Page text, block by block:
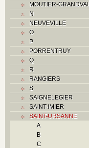
MOUTIER-GRANDVAL
N
NEUVEVILLE
O
P
PORRENTRUY
Q
R
RANGIERS
S
SAIGNELEGIER
SAINT-IMIER
SAINT-URSANNE
A
B
C